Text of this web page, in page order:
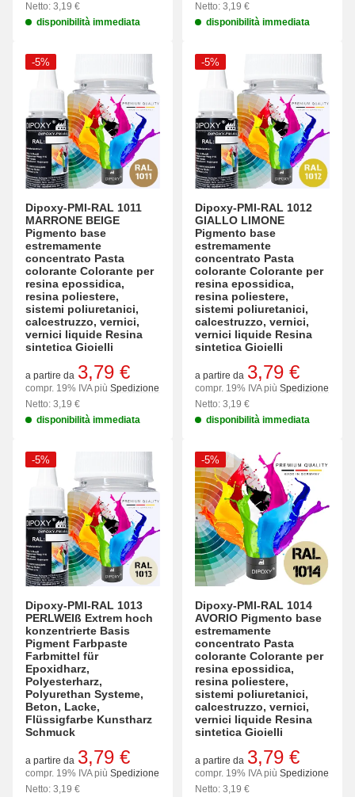
Netto: 3,19 €
disponibilità immediata
Netto: 3,19 €
disponibilità immediata
-5%
Dipoxy-PMI-RAL 1011
MARRONE BEIGE
Pigmento base
estremamente
concentrato Pasta
colorante Colorante per
resina epossidica,
resina poliestere,
sistemi poliuretanici,
calcestruzzo, vernici,
vernici liquide Resina
sintetica Gioielli
a partire da 3,79 €
compr. 19% IVA più Spedizione
Netto: 3,19 €
disponibilità immediata
-5%
Dipoxy-PMI-RAL 1012
GIALLO LIMONE
Pigmento base
estremamente
concentrato Pasta
colorante Colorante per
resina epossidica,
resina poliestere,
sistemi poliuretanici,
calcestruzzo, vernici,
vernici liquide Resina
sintetica Gioielli
a partire da 3,79 €
compr. 19% IVA più Spedizione
Netto: 3,19 €
disponibilità immediata
-5%
Dipoxy-PMI-RAL 1013
PERLWEIß Extrem hoch
konzentrierte Basis
Pigment Farbpaste
Farbmittel für
Epoxidharz,
Polyesterharz,
Polyurethan Systeme,
Beton, Lacke,
Flüssigfarbe Kunstharz
Schmuck
a partire da 3,79 €
compr. 19% IVA più Spedizione
Netto: 3,19 €
-5%
Dipoxy-PMI-RAL 1014
AVORIO Pigmento base
estremamente
concentrato Pasta
colorante Colorante per
resina epossidica,
resina poliestere,
sistemi poliuretanici,
calcestruzzo, vernici,
vernici liquide Resina
sintetica Gioielli
a partire da 3,79 €
compr. 19% IVA più Spedizione
Netto: 3,19 €